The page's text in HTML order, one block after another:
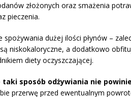
złożonych oraz smażenia
pieczenia.
dużej ilości płynów –
niskokaloryczne, a dodatkowo
diety oczyszczającej.
sposób odżywiania nie
przerwę przed ewentualnym